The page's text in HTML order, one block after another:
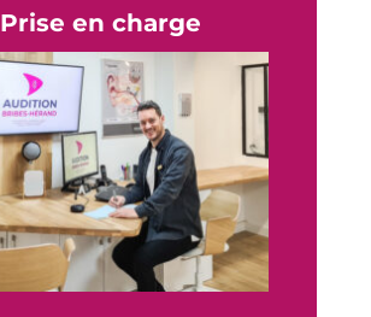
Prise en charge